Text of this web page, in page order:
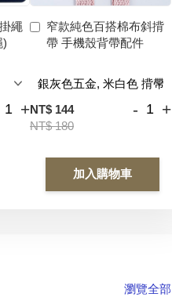
繩
)
+
窄款純色百搭棉布斜揹
帶 手機殼背帶配件
NT$ 144
NT$ 180
- +
加入購物車
瀏覽全部